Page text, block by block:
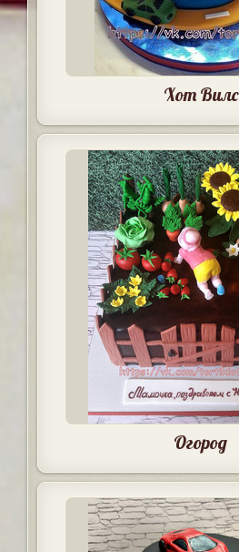
Хот Вилс
Огород